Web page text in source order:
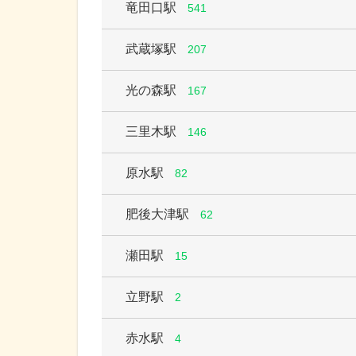
竜田口駅 541
武蔵塚駅 207
光の森駅 167
三里木駅 146
原水駅 82
肥後大津駅 62
瀬田駅 15
立野駅 2
赤水駅 4